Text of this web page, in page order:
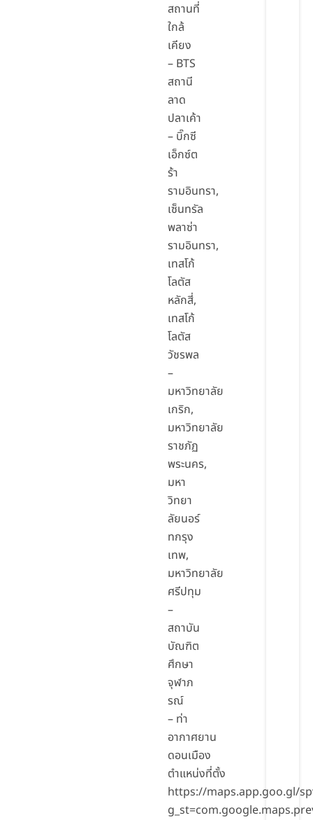
สถานที่
ใกล้
เคียง
– BTS
สถานี
ลาด
ปลาเค้า
– บิ๊กซี
เอ็กซ์ต
ร้า
รามอินทรา,
เซ็นทรัล
พลาซ่า
รามอินทรา,
เทสโก้
โลตัส
หลักสี่,
เทสโก้
โลตัส
วัชรพล
–
มหาวิทยาลัย
เกริก,
มหาวิทยาลัย
ราชภัฏ
พระนคร,
มหา
วิทยา
ลัยนอร์
ทกรุง
เทพ,
มหาวิทยาลัย
ศรีปทุม
–
สถาบัน
บัณฑิต
ศึกษา
จุฬาภ
รณ์
– ท่า
อากาศยาน
ดอนเมือง
ตำแหน่งที่ตั้ง
https://maps.app.goo.gl/